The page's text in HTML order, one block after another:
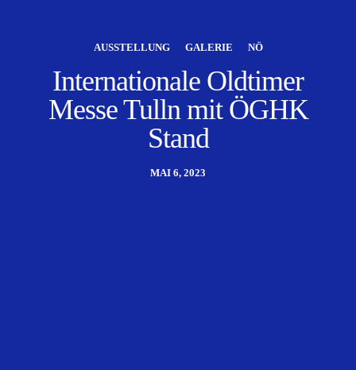
AUSSTELLUNG GALERIE NÖ
Internationale Oldtimer
Messe Tulln mit ÖGHK
Stand
MAI 6, 2023